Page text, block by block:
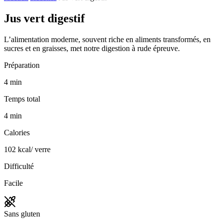
Jus vert digestif
L’alimentation moderne, souvent riche en aliments transformés, en
sucres et en graisses, met notre digestion à rude épreuve.
Préparation
4 min
Temps total
4 min
Calories
102 kcal/verre
Difficulté
Facile
Sans gluten